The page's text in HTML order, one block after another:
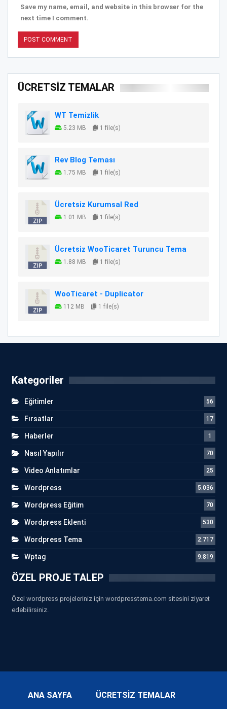
Save my name, email, and website in this browser for the
next time I comment.
ÜCRETSİZ TEMALAR
WT Temizlik
5.23 MB 1 file(s)
Rev Blog Teması
1.75 MB 1 file(s)
Ücretsiz Kurumsal Red
1.01 MB 1 file(s)
Ücretsiz WooTicaret Turuncu Tema
1.88 MB 1 file(s)
WooTicaret - Duplicator
112 MB 1 file(s)
Kategoriler
Eğitimler 56
Fırsatlar 17
Haberler 1
Nasıl Yapılır 70
Video Anlatımlar 25
Wordpress 5.036
Wordpress Eğitim 70
Wordpress Eklenti 530
Wordpress Tema 2.717
Wptag 9.819
ÖZEL PROJE TALEP
Özel wordpress projeleriniz için wordpresstema.com sitesini ziyaret
edebilirsiniz.
ANA SAYFA ÜCRETSİZ TEMALAR